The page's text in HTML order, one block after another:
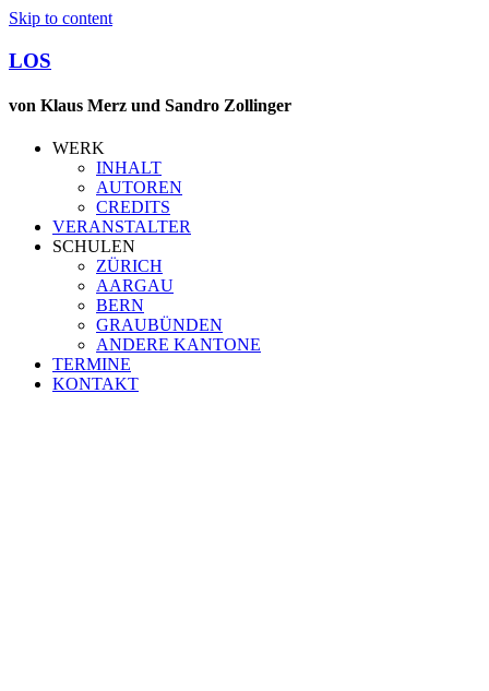
Skip to content
LOS
von Klaus Merz und Sandro Zollinger
WERK
INHALT
AUTOREN
CREDITS
VERANSTALTER
SCHULEN
ZÜRICH
AARGAU
BERN
GRAUBÜNDEN
ANDERE KANTONE
TERMINE
KONTAKT